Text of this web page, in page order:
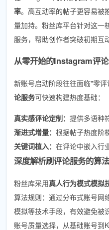
率。高互动率的帖子更容易被
量加持。粉丝库平台针对这一
服务，帮助创作者突破初期互
从零开始的Instagram评
新账号启动阶段往往面临"零
论服务可快速构建热度基础：
真实感评论定制： 提供多语种
渐进式增量： 根据帖子热度阶
关键词植入： 在评论中嵌入行
深度解析刷评论服务的算
粉丝库采用真人行为模式模拟
算法规则：通过分布式账号网
模拟等技术手段，有效避免被
账号质量选择，从基础账号到